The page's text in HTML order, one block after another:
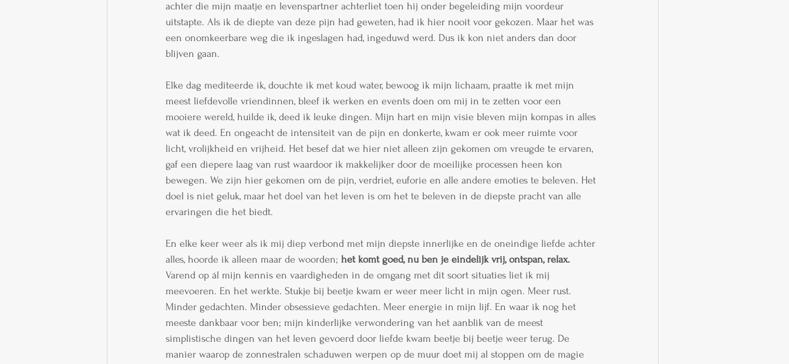
achter die mijn maatje en levenspartner achterliet toen hij onder begeleiding mijn voordeur
uitstapte. Als ik de diepte van deze pijn had geweten, had ik hier nooit voor gekozen. Maar het was
een onomkeerbare weg die ik ingeslagen had, ingeduwd werd. Dus ik kon niet anders dan door
blijven gaan.
Elke dag mediteerde ik, douchte ik met koud water, bewoog ik mijn lichaam, praatte ik met mijn
meest liefdevolle vriendinnen, bleef ik werken en events doen om mij in te zetten voor een
mooiere wereld, huilde ik, deed ik leuke dingen. Mijn hart en mijn visie bleven mijn kompas in alles
wat ik deed. En ongeacht de intensiteit van de pijn en donkerte, kwam er ook meer ruimte voor
licht, vrolijkheid en vrijheid. Het besef dat we hier niet alleen zijn gekomen om vreugde te ervaren,
gaf een diepere laag van rust waardoor ik makkelijker door de moeilijke processen heen kon
bewegen. We zijn hier gekomen om de pijn, verdriet, euforie en alle andere emoties te beleven. Het
doel is niet geluk, maar het doel van het leven is om het te beleven in de diepste pracht van alle
ervaringen die het biedt.
En elke keer weer als ik mij diep verbond met mijn diepste innerlijke en de oneindige liefde achter
alles, hoorde ik alleen maar de woorden; het komt goed, nu ben je eindelijk vrij, ontspan, relax.
Varend op ál mijn kennis en vaardigheden in de omgang met dit soort situaties liet ik mij
meevoeren. En het werkte. Stukje bij beetje kwam er weer meer licht in mijn ogen. Meer rust.
Minder gedachten. Minder obsessieve gedachten. Meer energie in mijn lijf. En waar ik nog het
meeste dankbaar voor ben; mijn kinderlijke verwondering van het aanblik van de meest
simplistische dingen van het leven gevoerd door liefde kwam beetje bij beetje weer terug. De
manier waarop de zonnestralen schaduwen werpen op de muur doet mij al stoppen om de magie